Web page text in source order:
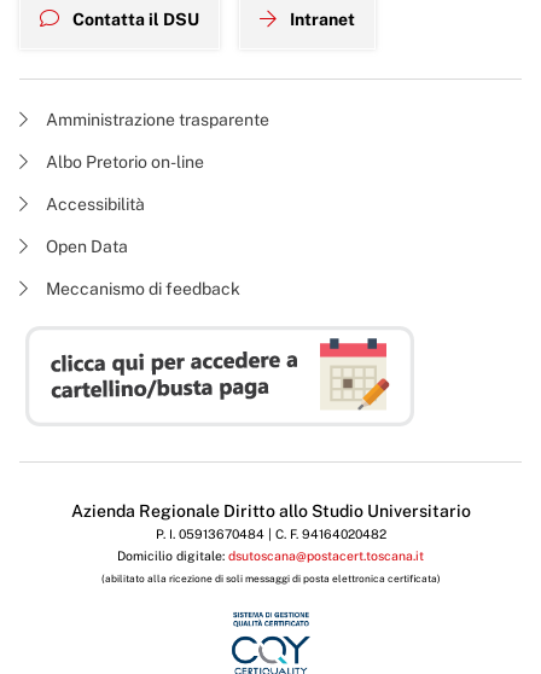
Contatta il DSU Intranet
Amministrazione trasparente
Albo Pretorio on-line
Accessibilità
Open Data
Meccanismo di feedback
Azienda Regionale Diritto allo Studio Universitario
P. I. 05913670484 | C. F. 94164020482
Domicilio digitale: dsutoscana@postacert.toscana.it
(abilitato alla ricezione di soli messaggi di posta elettronica certificata)